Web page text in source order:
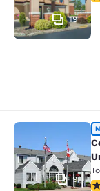
19
9